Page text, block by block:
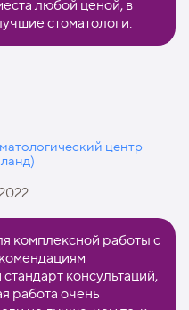
любой ценой, в
стоматологи.
центр
комплексной работы с
консультаций,
работа очень